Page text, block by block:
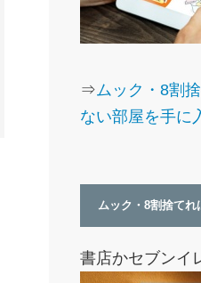
⇒ムック・8割
ない部屋を手に
ムック・8割捨てれ
書店かセブンイ